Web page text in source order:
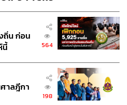
Photo: hypebeast.imgix.net
ไดเดตด้วยอาหาร 3 อย่าง
เคล็ดลับการไดเอตเช่นเดียวกัน
าด แต่เท่าที่เราเห็น คาร์ล ลาเก
อยู่ เพราะเขาไดเอตด้วยการกิ
รตีนเชกรสช็อกโกแลต, แอปเปิ้ล
ค้กไดเอตหลายๆ กระป๋อง ด้วย
เพื่อตัวเอง แต่ไดเอตเพราะอยาก
ถิ่น ก่อน
นี้
564
าลฎีกา
198